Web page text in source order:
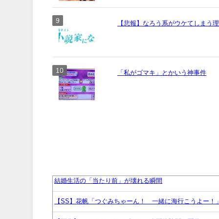
【悲報】なろう系がウケてしまう
「私がゴマキ」とかいう神事件
結婚生活の「当たり前」が壊れる瞬間
【SS】花帆「つぐみちゃーん！ 一緒に海行こうよー！」